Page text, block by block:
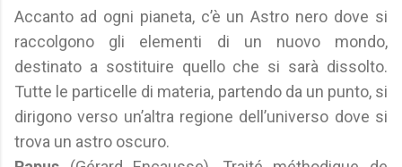
Accanto ad ogni pianeta, c’è un Astro nero dove si
raccolgono gli elementi di un nuovo mondo,
destinato a sostituire quello che si sarà dissolto.
Tutte le particelle di materia, partendo da un punto, si
dirigono verso un’altra regione dell’universo dove si
trova un astro oscuro.